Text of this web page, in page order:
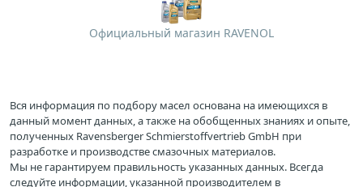
Официальный магазин RAVENOL
Вся информация по подбору масел основана на имеющихся в
данный момент данных, а также на обобщенных знаниях и опыте,
полученных Ravensberger Schmierstoffvertrieb GmbH при
разработке и производстве смазочных материалов.
Мы не гарантируем правильность указанных данных. Всегда
следуйте информации, указанной производителем в